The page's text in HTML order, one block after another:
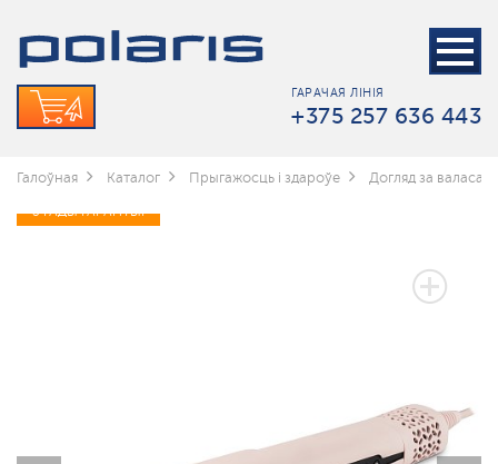
ГАРАЧАЯ ЛІНІЯ
+375 257 636 443
Галоўная Каталог Прыгажосць і здароўе Догляд за валасамі
3 ГАДЫ ГАРАНТЫІ